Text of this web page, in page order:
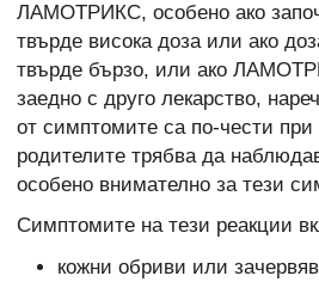
ЛАМОТРИКС, особено ако
твърде висока доза или ако
твърде бързо, или ако
заедно с друго лекарство,
от симптомите са по-чести при
родителите трябва да
особено внимателно за тези
Симптомите на тези реакции
кожни обриви или